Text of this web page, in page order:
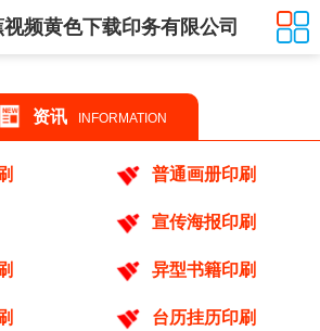
频黄色下载印务有限公司
资讯 INFORMATION
普通画册印刷
宣传海报印刷
异型书籍印刷
台历挂历印刷